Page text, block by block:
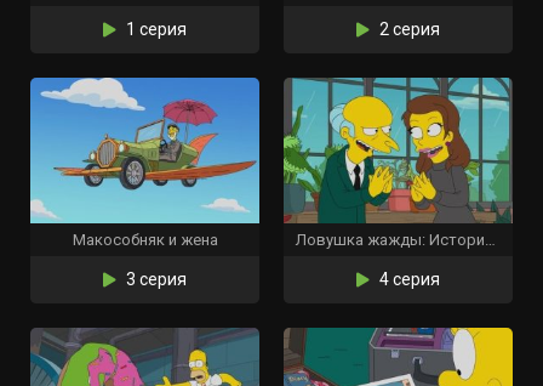
1 серия 2 серия
Макособняк и жена
3 серия
Ловушка жажды: История корпоративной любви
4 серия